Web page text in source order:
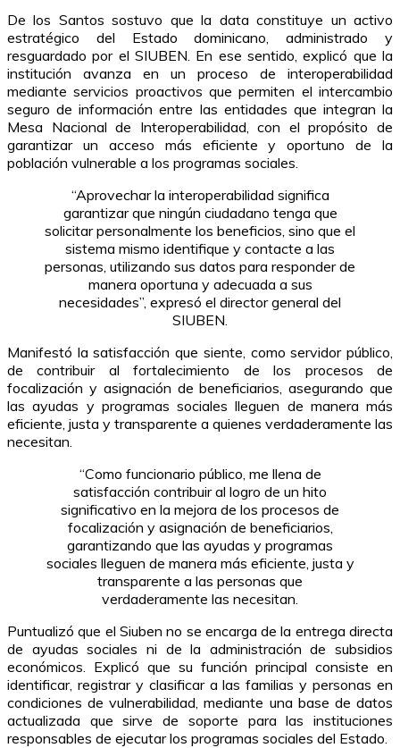
De los Santos sostuvo que la data constituye un activo
estratégico del Estado dominicano, administrado y
resguardado por el SIUBEN. En ese sentido, explicó que la
institución avanza en un proceso de interoperabilidad
mediante servicios proactivos que permiten el intercambio
seguro de información entre las entidades que integran la
Mesa Nacional de Interoperabilidad, con el propósito de
garantizar un acceso más eficiente y oportuno de la
población vulnerable a los programas sociales.
“Aprovechar la interoperabilidad significa
garantizar que ningún ciudadano tenga que
solicitar personalmente los beneficios, sino que el
sistema mismo identifique y contacte a las
personas, utilizando sus datos para responder de
manera oportuna y adecuada a sus
necesidades”, expresó el director general del
SIUBEN.
Manifestó la satisfacción que siente, como servidor público,
de contribuir al fortalecimiento de los procesos de
focalización y asignación de beneficiarios, asegurando que
las ayudas y programas sociales lleguen de manera más
eficiente, justa y transparente a quienes verdaderamente las
necesitan.
“Como funcionario público, me llena de
satisfacción contribuir al logro de un hito
significativo en la mejora de los procesos de
focalización y asignación de beneficiarios,
garantizando que las ayudas y programas
sociales lleguen de manera más eficiente, justa y
transparente a las personas que
verdaderamente las necesitan.
Puntualizó que el Siuben no se encarga de la entrega directa
de ayudas sociales ni de la administración de subsidios
económicos. Explicó que su función principal consiste en
identificar, registrar y clasificar a las familias y personas en
condiciones de vulnerabilidad, mediante una base de datos
actualizada que sirve de soporte para las instituciones
responsables de ejecutar los programas sociales del Estado.